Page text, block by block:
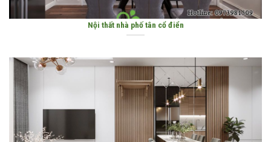
Nội thất nhà phố tân cổ điển